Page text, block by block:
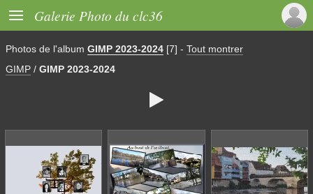
 Galerie Photo du clc36
Photos de l'album GIMP 2023-2024 [7] - Tout montrer
GIMP / GIMP 2023-2024
